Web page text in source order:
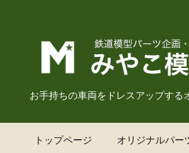
お手持ちの車両をドレスアップす
トップページ オリジナルパー